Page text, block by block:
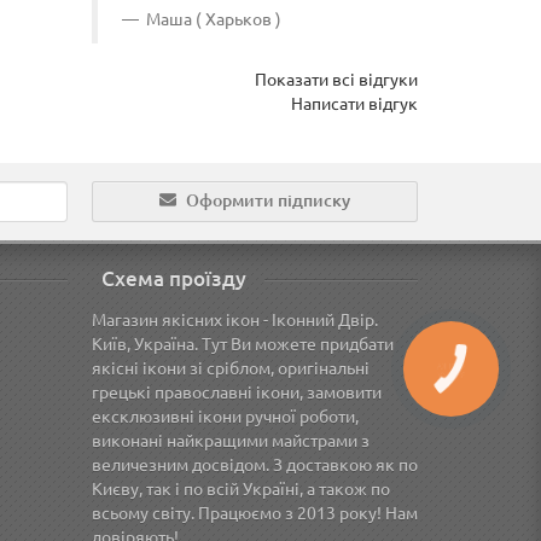
Маша ( Харьков )
Показати всі відгуки
Написати відгук
Оформити підписку
Схема проїзду
Магазин якісних ікон - Іконний Двір.
Київ, Україна. Тут Ви можете придбати
якісні ікони зі сріблом, оригінальні
грецькі православні ікони, замовити
ексклюзивні ікони ручної роботи,
виконані найкращими майстрами з
величезним досвідом. З доставкою як по
Києву, так і по всій Україні, а також по
всьому світу. Працюємо з 2013 року! Нам